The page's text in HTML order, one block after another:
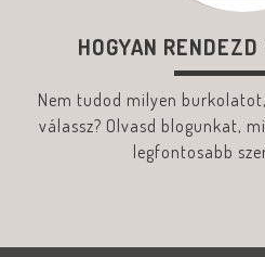
HOGYAN
Nem tudod milyen
válassz? Olvasd blogunkat,
legfontosabb